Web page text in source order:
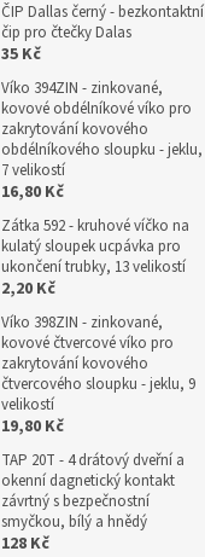
ČIP Dallas černý - bezkontaktní
čip pro čtečky Dalas
35 Kč
Víko 394ZIN - zinkované,
kovové obdélníkové víko pro
zakrytování kovového
obdélníkového sloupku - jeklu,
7 velikostí
16,80 Kč
Zátka 592 - kruhové víčko na
kulatý sloupek ucpávka pro
ukončení trubky, 13 velikostí
2,20 Kč
Víko 398ZIN - zinkované,
kovové čtvercové víko pro
zakrytování kovového
čtvercového sloupku - jeklu, 9
velikostí
19,80 Kč
TAP 20T - 4 drátový dveřní a
okenní dagnetický kontakt
závrtný s bezpečnostní
smyčkou, bílý a hnědý
128 Kč